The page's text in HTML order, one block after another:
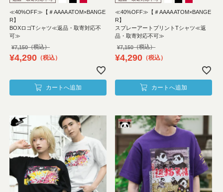
≪40%OFF≫【＃AAAA ATOM×BANGE
R】
BOXロゴTシャツ≪返品・取寄対応不
可≫
¥7,150
¥4,290 税込
カートへ追加
≪40%OFF≫【＃AAAA ATOM×BANGE
R】
スプレーアートプリントTシャツ≪返
品・取寄対応不可≫
¥7,150
¥4,290 税込
カートへ追加